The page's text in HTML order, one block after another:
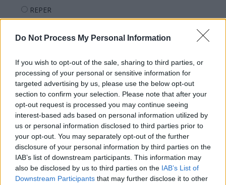
Do Not Process My Personal Information
If you wish to opt-out of the sale, sharing to third parties, or
processing of your personal or sensitive information for
targeted advertising by us, please use the below opt-out
section to confirm your selection. Please note that after your
opt-out request is processed you may continue seeing
interest-based ads based on personal information utilized by
us or personal information disclosed to third parties prior to
your opt-out. You may separately opt-out of the further
disclosure of your personal information by third parties on the
IAB’s list of downstream participants. This information may
also be disclosed by us to third parties on the IAB’s List of
Downstream Participants that may further disclose it to other
REPER
SOS (Șoșoacă)
PACE (Peia)
Acțiunea Conservatoare (Târziu)
PDF (Lazarus)
PUSL (D. Voiculescu)
PNȚCD (Pavelescu)
PNCR (Terheș)
Partidul Patrioților (Surugiu)
FAR (Coarnă)